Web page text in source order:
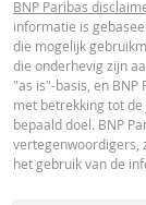
BNP Paribas.
contact op via
BNP Paribas
informatie is
die mogelijk
die onderhevig zijn
"as is"-basis, en
met betrekking tot
bepaald doel. BNP
vertegenwoordigers,
het gebruik van de